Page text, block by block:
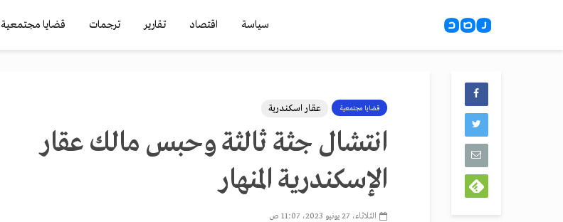
سياسة اقتصاد تقارير ترجمات قضايا مجتمعية
قضايا مجتمعية عقار اسكندرية
انتشال جثة ثالثة وحبس مالك عقار
الإسكندرية المنهار
الثلاثاء، 27 يونيو 2023، 11:07 ص